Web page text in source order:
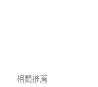
，並由商店將買賣／分期付款
關係目的，商店將以您的個人
哥大進項蒐集、處理及利用，
視為有效，需透過AFTEE先享
問，請聯繫「AFTEE先享後付
先享後付」服務完成之交
並將交易相關給付款項請求債
費
相關推薦